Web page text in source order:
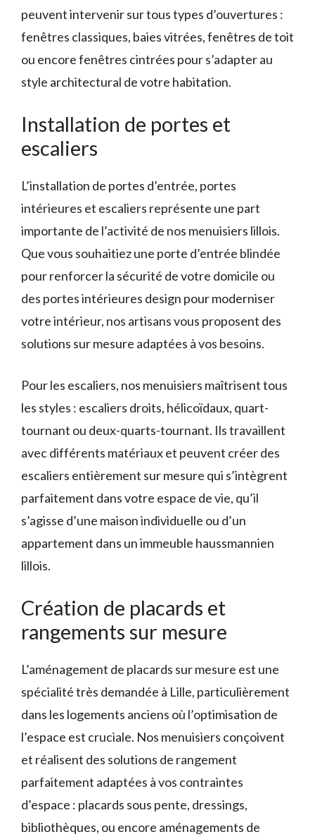
peuvent intervenir sur tous types d’ouvertures :
fenêtres classiques, baies vitrées, fenêtres de toit
ou encore fenêtres cintrées pour s’adapter au
style architectural de votre habitation.
Installation de portes et
escaliers
L’installation de portes d’entrée, portes
intérieures et escaliers représente une part
importante de l’activité de nos menuisiers lillois.
Que vous souhaitiez une porte d’entrée blindée
pour renforcer la sécurité de votre domicile ou
des portes intérieures design pour moderniser
votre intérieur, nos artisans vous proposent des
solutions sur mesure adaptées à vos besoins.
Pour les escaliers, nos menuisiers maîtrisent tous
les styles : escaliers droits, hélicoïdaux, quart-
tournant ou deux-quarts-tournant. Ils travaillent
avec différents matériaux et peuvent créer des
escaliers entièrement sur mesure qui s’intègrent
parfaitement dans votre espace de vie, qu’il
s’agisse d’une maison individuelle ou d’un
appartement dans un immeuble haussmannien
lillois.
Création de placards et
rangements sur mesure
L’aménagement de placards sur mesure est une
spécialité très demandée à Lille, particulièrement
dans les logements anciens où l’optimisation de
l’espace est cruciale. Nos menuisiers conçoivent
et réalisent des solutions de rangement
parfaitement adaptées à vos contraintes
d’espace : placards sous pente, dressings,
bibliothèques, ou encore aménagements de